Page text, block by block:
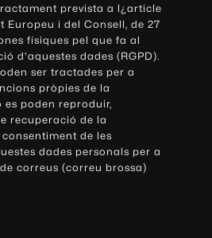
prevista a l¿article
Europeu i del Consell, de 27
físiques pel que fa al
d'aquestes dades (RGPD).
ser tractades per a
pròpies de la
es poden reproduir,
recuperació de la
de les
dades personals per a
correus (correu brossa)